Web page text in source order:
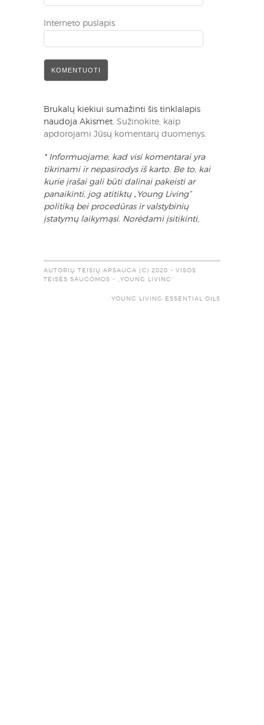
Interneto puslapis
Brukalų kiekiui sumažinti šis tinklalapis
naudoja Akismet. Sužinokite, kaip
apdorojami Jūsų komentarų duomenys.
* Informuojame, kad visi komentarai yra
tikrinami ir nepasirodys iš karto. Be to, kai
kurie įrašai gali būti dalinai pakeisti ar
panaikinti, jog atitiktų „Young Living“
politiką bei procedūras ir valstybinių
įstatymų laikymąsi. Norėdami įsitikinti,
AUTORIŲ TEISIŲ APSAUGA (C) 2020 - VISOS
TEISĖS SAUGOMOS - „YOUNG LIVING“
YOUNG LIVING ESSENTIAL OILS